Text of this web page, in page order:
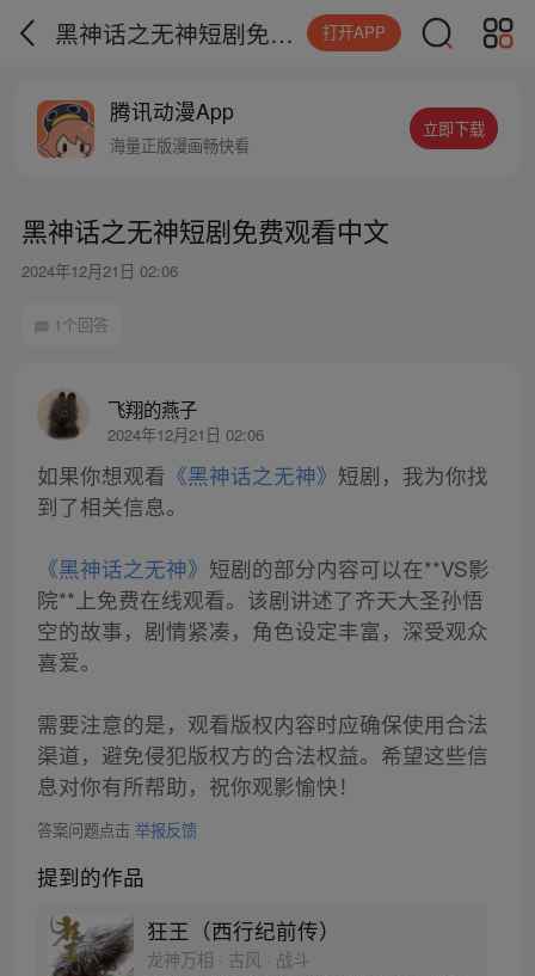
黑神话之无神短剧免费观看中文 打开APP
腾讯动漫App
海量正版漫画畅快看
立即下载
黑神话之无神短剧免费观看中文
2024年12月21日 02:06
1个回答
飞翔的燕子
2024年12月21日 02:06
如果你想观看 《黑神话之无神》 短剧，我为你找
到了相关信息。
《黑神话之无神》 短剧的部分内容可以在**VS影
院**上免费在线观看。该剧讲述了齐天大圣孙悟
空的故事，剧情紧凑，角色设定丰富，深受观众
喜爱。
需要注意的是，观看版权内容时应确保使用合法
渠道，避免侵犯版权方的合法权益。希望这些信
息对你有所帮助，祝你观影愉快！
答案问题点击 举报反馈
提到的作品
狂王（西行纪前传）
龙神万相 · 古风 · 战斗